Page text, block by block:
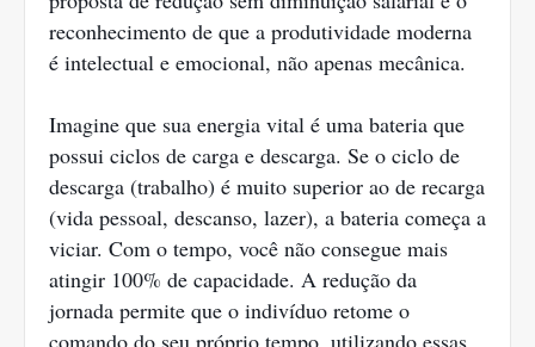
reconhecimento de que a produtividade moderna
é intelectual e emocional, não apenas mecânica.
Imagine que sua energia vital é uma bateria que
possui ciclos de carga e descarga. Se o ciclo de
descarga (trabalho) é muito superior ao de recarga
(vida pessoal, descanso, lazer), a bateria começa a
viciar. Com o tempo, você não consegue mais
atingir 100% de capacidade. A redução da
jornada permite que o indivíduo retome o
comando do seu próprio tempo, utilizando essas